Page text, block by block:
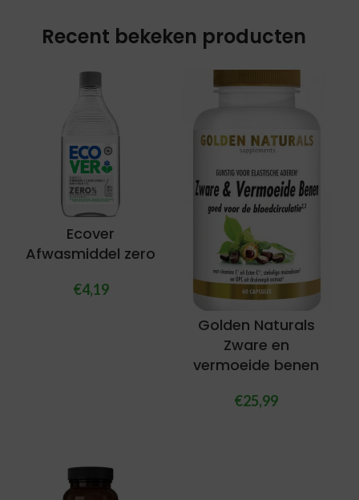
Recent bekeken producten
Ecover
Afwasmiddel zero
€4,19
Golden Naturals
Zware en
vermoeide benen
€25,99